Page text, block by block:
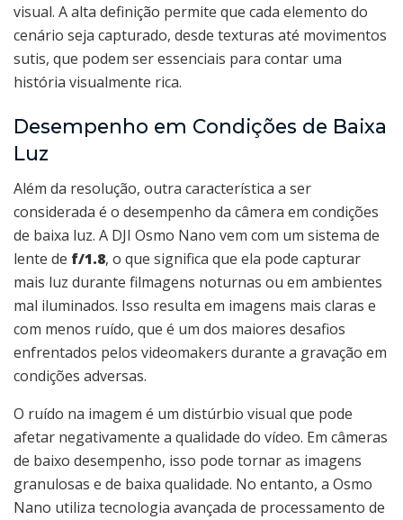
visual. A alta definição permite que cada elemento do
cenário seja capturado, desde texturas até movimentos
sutis, que podem ser essenciais para contar uma
história visualmente rica.
Desempenho em Condições de Baixa
Luz
Além da resolução, outra característica a ser
considerada é o desempenho da câmera em condições
de baixa luz. A DJI Osmo Nano vem com um sistema de
lente de f/1.8, o que significa que ela pode capturar
mais luz durante filmagens noturnas ou em ambientes
mal iluminados. Isso resulta em imagens mais claras e
com menos ruído, que é um dos maiores desafios
enfrentados pelos videomakers durante a gravação em
condições adversas.
O ruído na imagem é um distúrbio visual que pode
afetar negativamente a qualidade do vídeo. Em câmeras
de baixo desempenho, isso pode tornar as imagens
granulosas e de baixa qualidade. No entanto, a Osmo
Nano utiliza tecnologia avançada de processamento de